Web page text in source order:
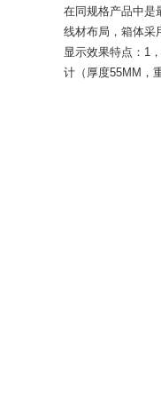
在同规格产品中是
线材布局，箱体采
显示效果特点：1
计（厚度55MM，